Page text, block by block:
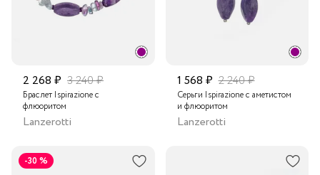
2 268 ₽ 3 240 ₽
Браслет Ispirazione с
флюоритом
Lanzerotti
1 568 ₽ 2 240 ₽
Серьги Ispirazione с аметистом
и флюоритом
Lanzerotti
-30 %